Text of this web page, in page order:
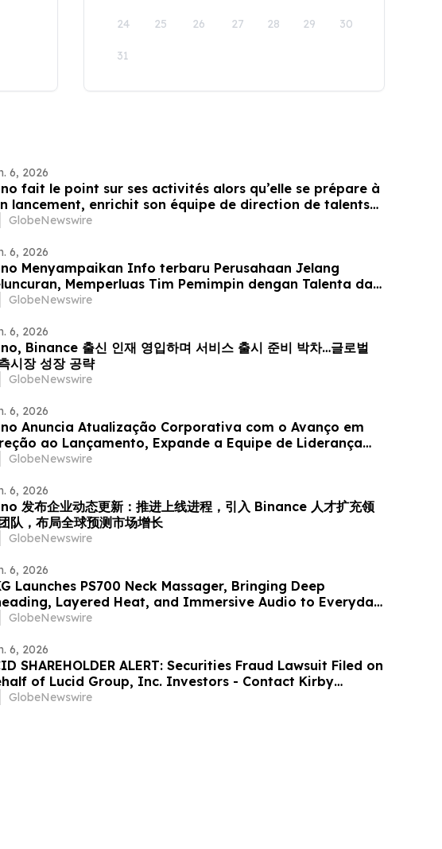
24 25 26 27 28 29 30
31
6, 2026
fait le point sur ses activités alors qu’elle se prépare à
lancement, enrichit son équipe de direction de talents
de Binance et se positionne pour tirer parti de l’essor
GlobeNewswire
6, 2026
Menyampaikan Info terbaru Perusahaan Jelang
Memperluas Tim Pemimpin dengan Talenta dari
dan Bersiap Mendorong Pertumbuhan Pasar
GlobeNewswire
6, 2026
Binance 출신 인재 영입하며 서비스 출시 준비 박차…글로벌
시장 성장 공략
GlobeNewswire
6, 2026
Anuncia Atualização Corporativa com o Avanço em
ao Lançamento, Expande a Equipe de Liderança
Talentos da Binance, e Se Posiciona para o
GlobeNewswire
6, 2026
发布企业动态更新：推进上线进程，引入 Binance 人才扩充领
队，布局全球预测市场增长
GlobeNewswire
6, 2026
Launches PS700 Neck Massager, Bringing Deep
Layered Heat, and Immersive Audio to Everyday
GlobeNewswire
6, 2026
SHAREHOLDER ALERT: Securities Fraud Lawsuit Filed on
of Lucid Group, Inc. Investors - Contact Kirby
LLP by July 28, 2026
GlobeNewswire